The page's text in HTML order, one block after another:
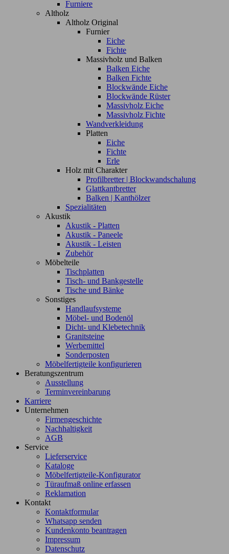
Furniere
Altholz
Altholz Original
Furnier
Eiche
Fichte
Massivholz und Balken
Balken Eiche
Balken Fichte
Blockwände Eiche
Blockwände Rüster
Massivholz Eiche
Massivholz Fichte
Wandverkleidung
Platten
Eiche
Fichte
Erle
Holz mit Charakter
Profilbretter | Blockwandschalung
Glattkantbretter
Balken | Kanthölzer
Spezialitäten
Akustik
Akustik - Platten
Akustik - Paneele
Akustik - Leisten
Zubehör
Möbelteile
Tischplatten
Tisch- und Bankgestelle
Tische und Bänke
Sonstiges
Handlaufsysteme
Möbel- und Bodenöl
Dicht- und Klebetechnik
Granitsteine
Werbemittel
Sonderposten
Möbelfertigteile konfigurieren
Beratungszentrum
Ausstellung
Terminvereinbarung
Karriere
Unternehmen
Firmengeschichte
Nachhaltigkeit
AGB
Service
Lieferservice
Kataloge
Möbelfertigteile-Konfigurator
Türaufmaß online erfassen
Reklamation
Kontakt
Kontaktformular
Whatsapp senden
Kundenkonto beantragen
Impressum
Datenschutz